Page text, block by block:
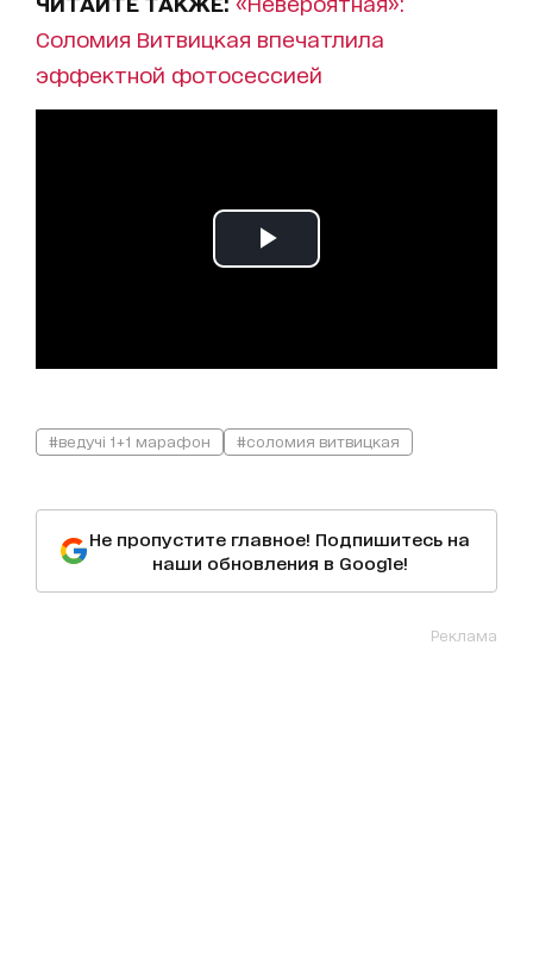
Соломия Витвицкая впечатлила
эффектной фотосессией
#ведучі 1+1 марафон #соломия витвицкая
Не пропустите главное! Подпишитесь на
наши обновления в Google!
Реклама